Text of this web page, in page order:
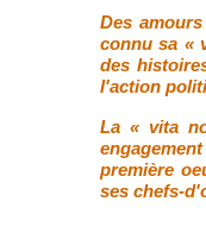
Des
connu sa «
des
l'action
La « vita
première
ses chefs-